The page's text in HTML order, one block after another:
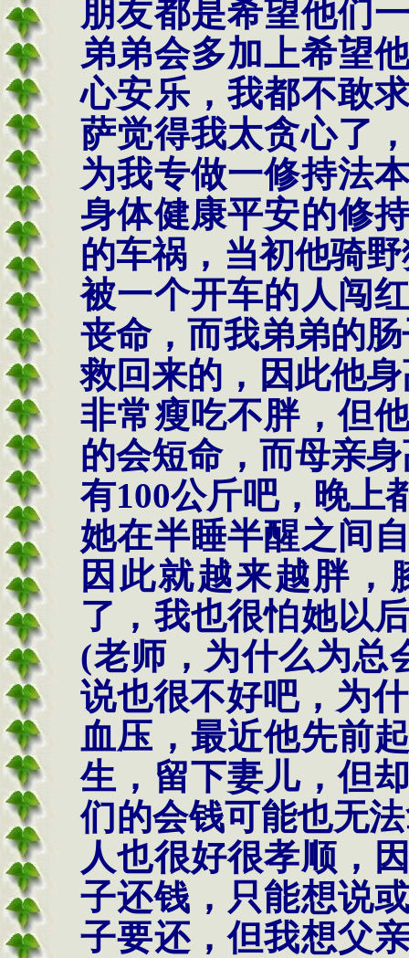
朋友都是希望他们
弟弟会多加上希望
心安乐，我都不敢
萨觉得我太贪心了
为我专做一修持法
身体健康平安的修
的车祸，当初他骑
被一个开车的人闯
丧命，而我弟弟的
救回来的，因此他
非常瘦吃不胖，但
的会短命，而母亲
有100公斤吧，晚上
她在半睡半醒之间
因此就越来越胖，
了，我也很怕她以
(老师，为什么为总
说也很不好吧，为
血压，最近他先前
生，留下妻儿，但
们的会钱可能也无
人也很好很孝顺，
子还钱，只能想说
子要还，但我想父